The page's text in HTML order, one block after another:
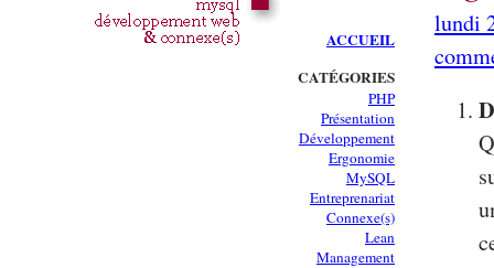
ACCUEIL
CATÉGORIES
PHP
Présentation
Développement
Ergonomie
MySQL
Entreprenariat
Connexe(s)
Lean
Management
lundi